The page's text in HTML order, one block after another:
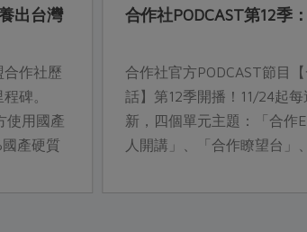
出台灣
合作社歷
碑。
使用國產
產硬質
的台灣善
合作社PODCAST第12季
合作社官方PODCAST節目
話】第12季開播！11/24起
新，四個單元主題：「合作
人開講」、「合作瞭望台」